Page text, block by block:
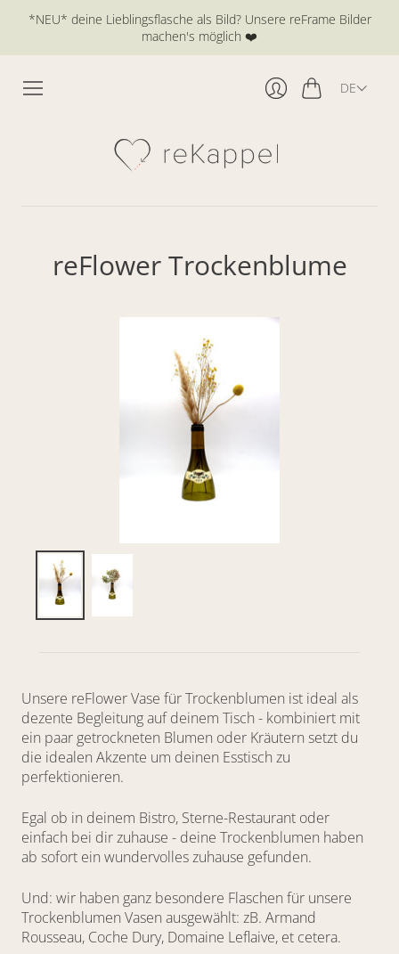
*NEU* deine Lieblingsflasche als Bild? Unsere reFrame Bilder
machen's möglich ❤️
DE
reFlower Trockenblume
Unsere reFlower Vase für Trockenblumen ist ideal als
dezente Begleitung auf deinem Tisch - kombiniert mit
ein paar getrockneten Blumen oder Kräutern setzt du
die idealen Akzente um deinen Esstisch zu
perfektionieren.
Egal ob in deinem Bistro, Sterne-Restaurant oder
einfach bei dir zuhause - deine Trockenblumen haben
ab sofort ein wundervolles zuhause gefunden.
Und: wir haben ganz besondere Flaschen für unsere
Trockenblumen Vasen ausgewählt: zB. Armand
Rousseau, Coche Dury, Domaine Leflaive, et cetera.